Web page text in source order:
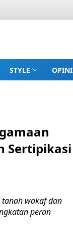
STYLE OPINI
Sertipikasi
tanah wakaf dan
peran